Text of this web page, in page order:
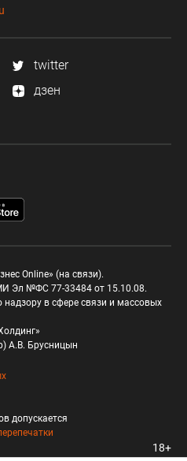
twitter
дзен
Online» (на связи).
Эл №ФС 77-33484 от 15.10.08.
в сфере связи и массовых
А.В. Брусницын
допускается
18+